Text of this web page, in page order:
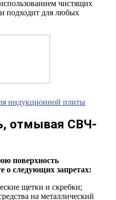
чистящих
и подходит для любых
индукционной плиты
отмывая СВЧ-
поверхность
о следующих запретах:
щетки и скребки;
на металлический